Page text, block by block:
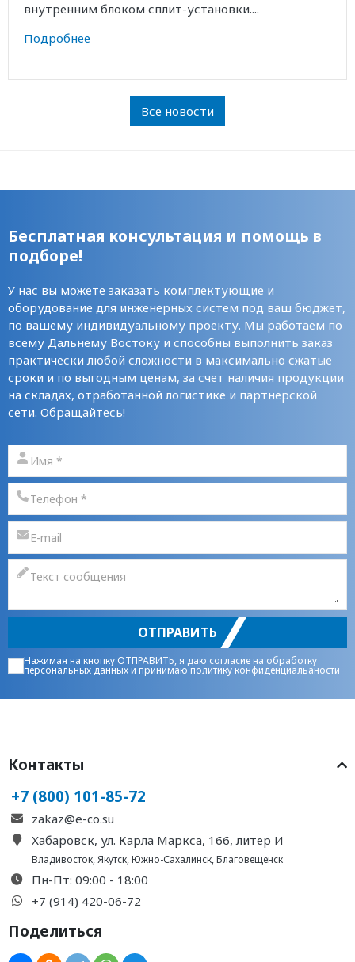
внутренним блоком сплит-установки....
Подробнее
Все новости
Бесплатная консультация и помощь в
подборе!
У нас вы можете заказать комплектующие и
оборудование для инженерных систем под ваш бюджет,
по вашему индивидуальному проекту. Мы работаем по
всему Дальнему Востоку и способны выполнить заказ
практически любой сложности в максимально сжатые
сроки и по выгодным ценам, за счет наличия продукции
на складах, отработанной логистике и партнерской
сети. Обращайтесь!
ОТПРАВИТЬ
Нажимая на кнопку ОТПРАВИТЬ, я даю согласие на обработку
персональных данныхи принимаюполитику конфиденциальаности
Контакты
+7 (800) 101-85-72
zakaz@e-co.su
Хабаровск, ул. Карла Маркса, 166, литер И
Владивосток,Якутск,Южно-Сахалинск,Благовещенск
Пн-Пт: 09:00 - 18:00
+7 (914) 420-06-72
Поделиться